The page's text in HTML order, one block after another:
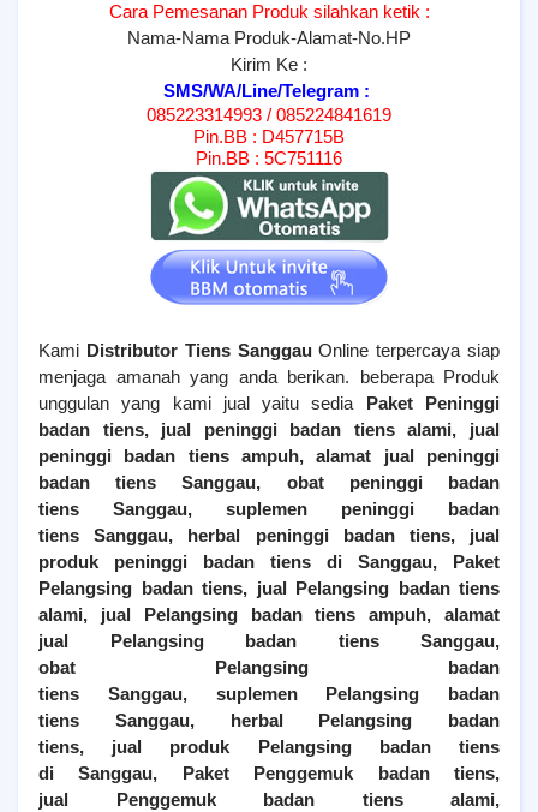
Cara Pemesanan Produk silahkan ketik :
Nama-Nama Produk-Alamat-No.HP
Kirim Ke :
SMS/WA/Line/Telegram :
085223314993 / 085224841619
Pin.BB : D457715B
Pin.BB : 5C751116
Kami Distributor Tiens Sanggau Online terpercaya siap
menjaga amanah yang anda berikan. beberapa Produk
unggulan yang kami jual yaitu sedia Paket Peninggi
badan tiens, jual peninggi badan tiens alami, jual
peninggi badan tiens ampuh, alamat jual peninggi
badan tiensSanggau, obat peninggi badan
tiens Sanggau, suplemen peninggi badan
tiensSanggau, herbal peninggi badan tiens, jual
produk peninggi badan tiens di Sanggau, Paket
Pelangsing badan tiens, jual Pelangsing badan tiens
alami, jual Pelangsingbadan tiens ampuh, alamat
jual Pelangsingbadan tiens Sanggau,
obat Pelangsing badan
tiens Sanggau, suplemen Pelangsing badan
tiens Sanggau, herbal Pelangsing badan
tiens, jual produk Pelangsingbadan tiens
diSanggau, Paket Penggemuk badan tiens,
jual Penggemukbadan tiens alami,